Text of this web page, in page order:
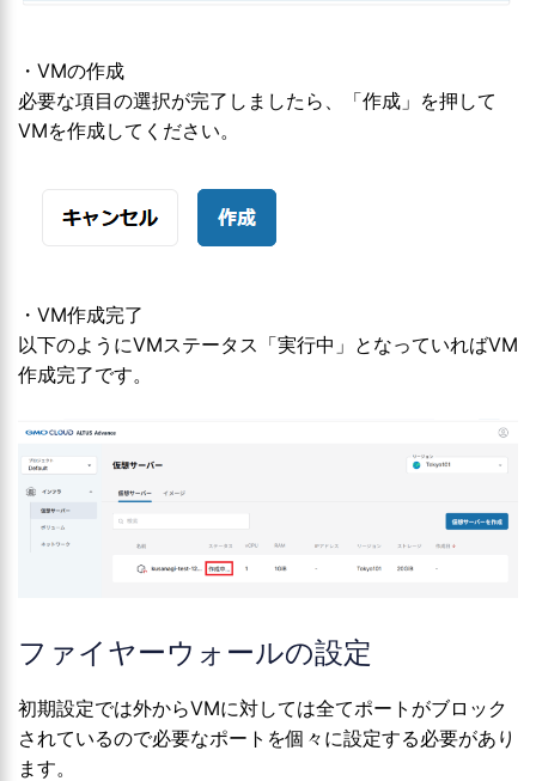
・VMの作成
必要な項目の選択が完了しましたら、「作成」を押して
VMを作成してください。
・VM作成完了
以下のようにVMステータス「実行中」となっていればVM
作成完了です。
ファイヤーウォールの設定
初期設定では外からVMに対しては全てポートがブロック
されているので必要なポートを個々に設定する必要があり
ます。